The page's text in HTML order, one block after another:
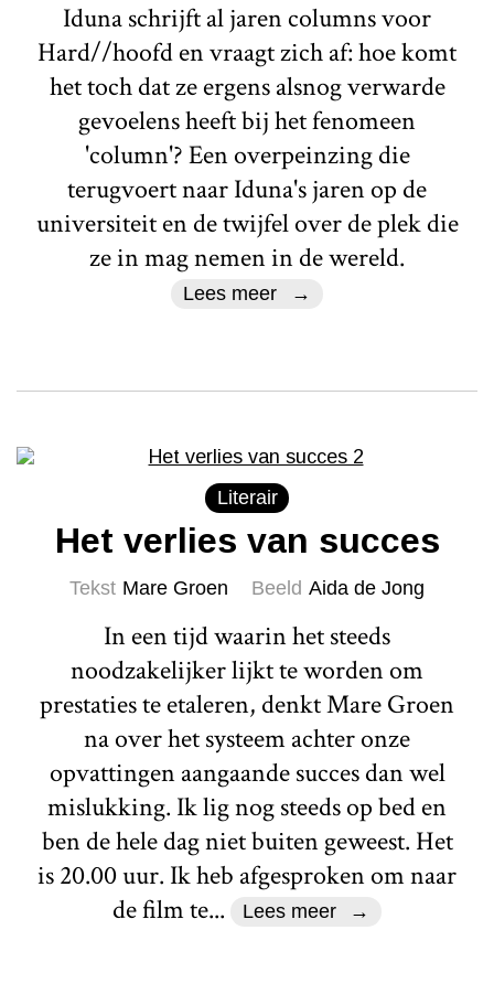
Iduna schrijft al jaren columns voor
Hard//hoofd en vraagt zich af: hoe komt
het toch dat ze ergens alsnog verwarde
gevoelens heeft bij het fenomeen
'column'? Een overpeinzing die
terugvoert naar Iduna's jaren op de
universiteit en de twijfel over de plek die
ze in mag nemen in de wereld.
Lees meer
Literair
Het verlies van succes
Tekst Mare Groen Beeld Aida de Jong
In een tijd waarin het steeds
noodzakelijker lijkt te worden om
prestaties te etaleren, denkt Mare Groen
na over het systeem achter onze
opvattingen aangaande succes dan wel
mislukking. Ik lig nog steeds op bed en
ben de hele dag niet buiten geweest. Het
is 20.00 uur. Ik heb afgesproken om naar
de film te...
Lees meer